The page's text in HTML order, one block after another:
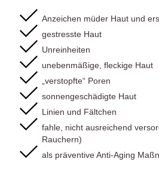
Anzeichen müder Haut und
gestresste Haut
Unreinheiten
unebenmäßige, fleckige Haut
„verstopfte“ Poren
sonnengeschädigte Haut
Linien und Fältchen
fahle, nicht ausreichend
Rauchern)
als präventive Anti-Aging